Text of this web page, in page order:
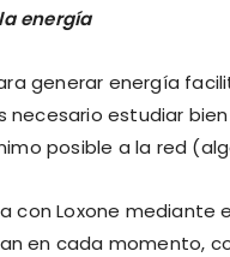
energía
generar energía
necesario estudiar
posible a la red
con Loxone mediante
en cada momento,